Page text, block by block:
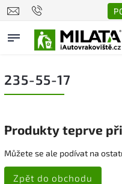
235-55-17
Produkty teprve
Můžete se ale podívat na
Zpět do obchodu